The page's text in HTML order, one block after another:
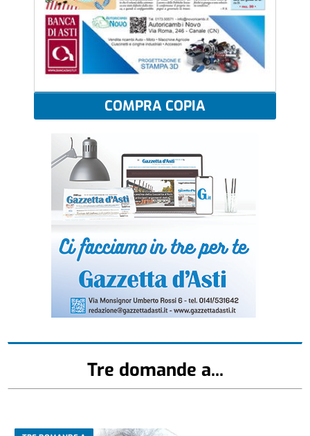
COMPRA COPIA
Tre domande a...